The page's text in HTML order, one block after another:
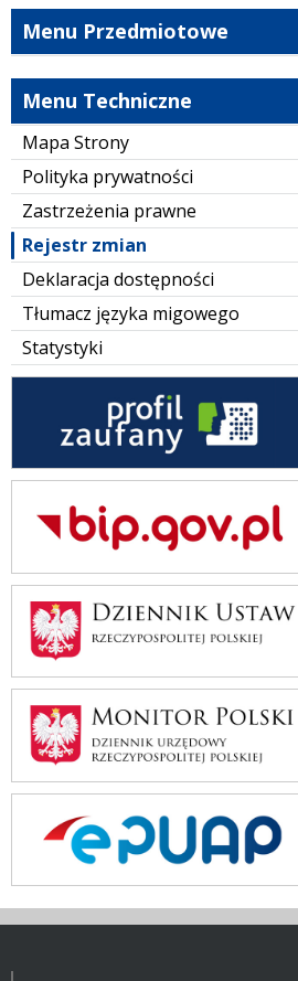
Menu Przedmiotowe
Menu Techniczne
Mapa Strony
Polityka prywatności
Zastrzeżenia prawne
Rejestr zmian
Deklaracja dostępności
Tłumacz języka migowego
Statystyki